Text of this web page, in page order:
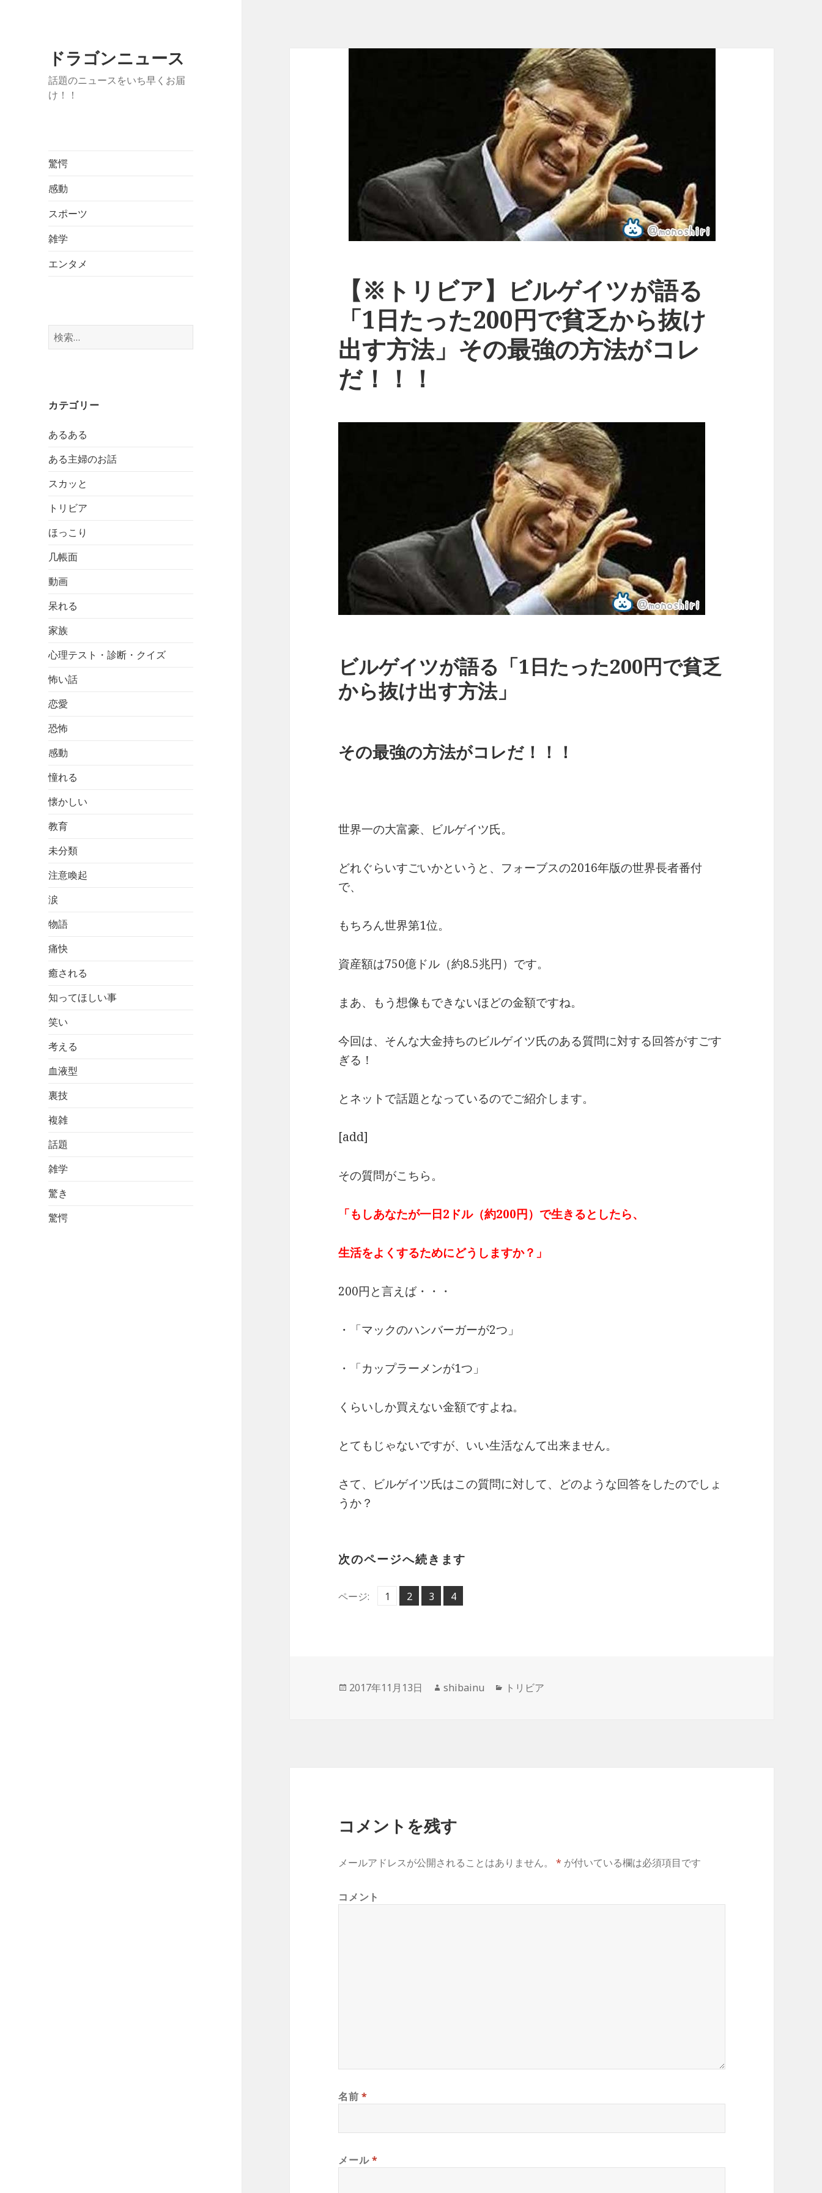
ドラゴンニュース
話題のニュースをいち早くお届
け！！
驚愕
感動
スポーツ
雑学
エンタメ
検
索:
カテゴリー
あるある
ある主婦のお話
スカッと
トリビア
ほっこり
几帳面
動画
呆れる
家族
心理テスト・診断・クイズ
怖い話
恋愛
恐怖
感動
憧れる
懐かしい
教育
未分類
注意喚起
涙
物語
痛快
癒される
知ってほしい事
笑い
考える
血液型
裏技
複雑
話題
雑学
驚き
驚愕
【※トリビア】ビルゲイツが語る
「1日たった200円で貧乏から抜け
出す方法」その最強の方法がコレ
だ！！！
ビルゲイツが語る「1日たった200円で貧乏
から抜け出す方法」
その最強の方法がコレだ！！！
世界一の大富豪、ビルゲイツ氏。
どれぐらいすごいかというと、フォーブスの2016年版の世界長者番付
で、
もちろん世界第1位。
資産額は750億ドル（約8.5兆円）です。
まあ、もう想像もできないほどの金額ですね。
今回は、そんな大金持ちのビルゲイツ氏のある質問に対する回答がすごす
ぎる！
とネットで話題となっているのでご紹介します。
[add]
その質問がこちら。
「もしあなたが一日2ドル（約200円）で生きるとしたら、
生活をよくするためにどうしますか？」
200円と言えば・・・
・「マックのハンバーガーが2つ」
・「カップラーメンが1つ」
くらいしか買えない金額ですよね。
とてもじゃないですが、いい生活なんて出来ません。
さて、ビルゲイツ氏はこの質問に対して、どのような回答をしたのでしょ
うか？
次のページへ続きます
ページ:
ペ
1 ,
ペ
2 ,
ペ
3 ,
ペ
4
投
2017年11月13日
作
shibainu
カ
トリビア
コメントを残す
メールアドレスが公開されることはありません。 * が付いている欄は必須項目です
コメント
名前*
メール*